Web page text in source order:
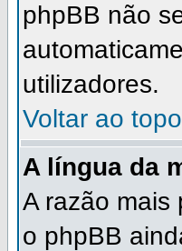
phpBB não
utilizadores.
Voltar ao topo
A língua da
A razão mais
o phpBB